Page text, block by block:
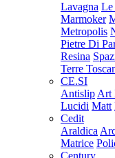
Lavagna
Marmoker
Metropolis
Pietre Di
Resina
Terre
CE.SI
Antislip Art
Lucidi Matt
Cedit
Araldica
Matrice